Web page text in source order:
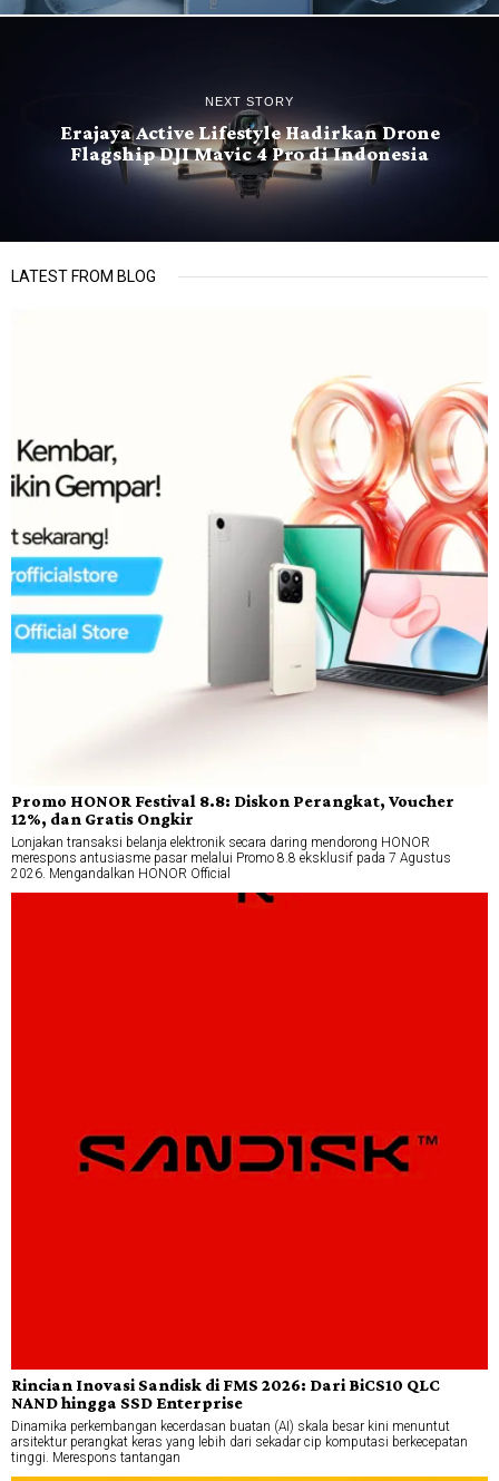
NEXT STORY
Erajaya Active Lifestyle Hadirkan Drone
Flagship DJI Mavic 4 Pro di Indonesia
LATEST FROM BLOG
Promo HONOR Festival 8.8: Diskon Perangkat, Voucher
12%, dan Gratis Ongkir
Lonjakan transaksi belanja elektronik secara daring mendorong HONOR
merespons antusiasme pasar melalui Promo 8.8 eksklusif pada 7 Agustus
2026. Mengandalkan HONOR Official
Rincian Inovasi Sandisk di FMS 2026: Dari BiCS10 QLC
NAND hingga SSD Enterprise
Dinamika perkembangan kecerdasan buatan (AI) skala besar kini menuntut
arsitektur perangkat keras yang lebih dari sekadar cip komputasi berkecepatan
tinggi. Merespons tantangan